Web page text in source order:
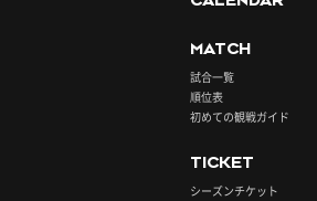
MATCH
試合一覧
順位表
初めての観戦ガイド
TICKET
シーズンチケット